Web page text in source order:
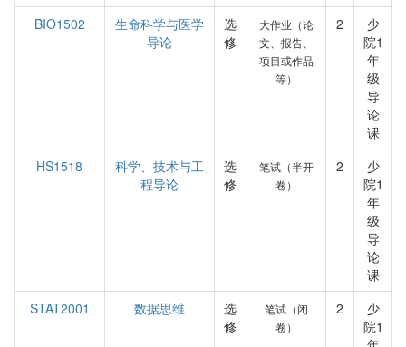
BIO1502
生命科学与医学
导论
选
修
大作业（论
文、报告、
项目或作品
等）
2
少
院1
年
级
导
论
课
HS1518
科学、技术与工
程导论
选
修
笔试（半开
卷）
2
少
院1
年
级
导
论
课
STAT2001
数据思维
选
修
笔试（闭
卷）
2
少
院1